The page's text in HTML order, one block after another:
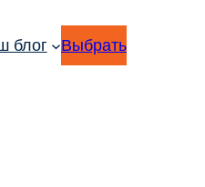
блог Выбрать